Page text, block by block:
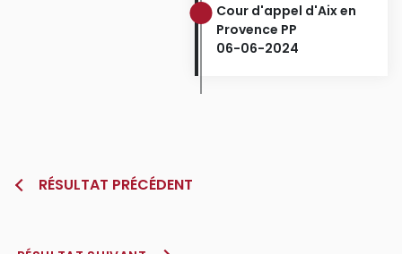
Cour d'appel d'Aix en
Provence PP
06-06-2024
RÉSULTAT PRÉCÉDENT